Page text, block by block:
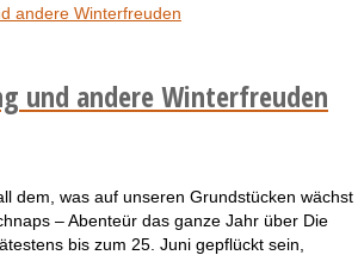
und andere Winterfreuden
dem, was auf unseren Grundstücken wächst
– Abenteür das ganze Jahr über Die
bis zum 25. Juni gepflückt sein,